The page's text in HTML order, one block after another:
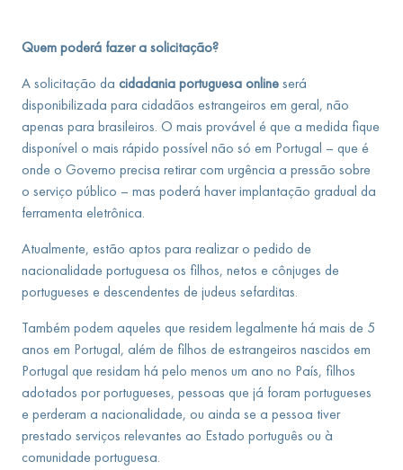
Quem poderá fazer a solicitação?
A solicitação da cidadania portuguesa online será
disponibilizada para cidadãos estrangeiros em geral, não
apenas para brasileiros. O mais provável é que a medida fique
disponível o mais rápido possível não só em Portugal – que é
onde o Governo precisa retirar com urgência a pressão sobre
o serviço público – mas poderá haver implantação gradual da
ferramenta eletrônica.
Atualmente, estão aptos para realizar o pedido de
nacionalidade portuguesa os filhos, netos e cônjuges de
portugueses e descendentes de judeus sefarditas.
Também podem aqueles que residem legalmente há mais de 5
anos em Portugal, além de filhos de estrangeiros nascidos em
Portugal que residam há pelo menos um ano no País, filhos
adotados por portugueses, pessoas que já foram portugueses
e perderam a nacionalidade, ou ainda se a pessoa tiver
prestado serviços relevantes ao Estado português ou à
comunidade portuguesa.